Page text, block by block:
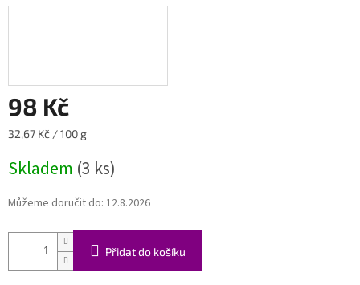
98 Kč
Měrná
32,67 Kč / 100 g
Skladem (3 ks)
Můžeme doručit do: 12.8.2026
Přidat do košíku